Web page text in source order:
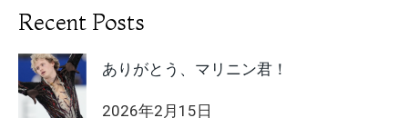
Recent Posts
ありがとう、マリニン君！
2026年2月15日